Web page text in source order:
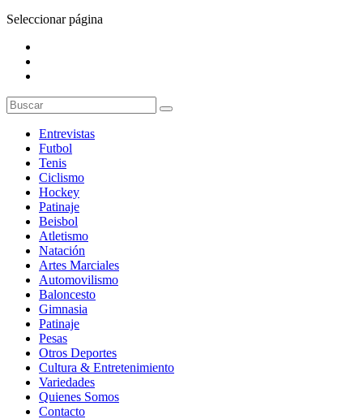
Seleccionar página
Entrevistas
Futbol
Tenis
Ciclismo
Hockey
Patinaje
Beisbol
Atletismo
Natación
Artes Marciales
Automovilismo
Baloncesto
Gimnasia
Patinaje
Pesas
Otros Deportes
Cultura & Entretenimiento
Variedades
Quienes Somos
Contacto